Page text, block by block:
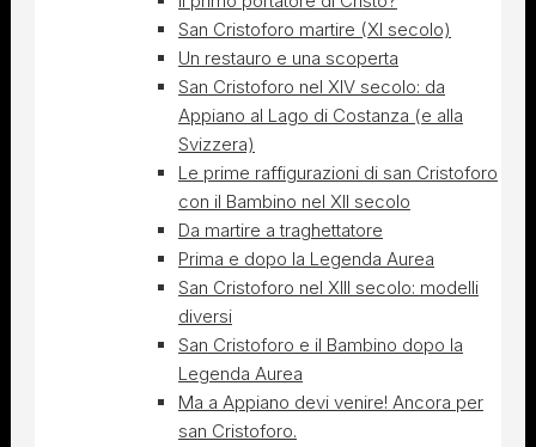
San Cristoforo martire (XI secolo)
Un restauro e una scoperta
San Cristoforo nel XIV secolo: da
Appiano al Lago di Costanza (e alla
Svizzera)
Le prime raffigurazioni di san Cristoforo
con il Bambino nel XII secolo
Da martire a traghettatore
Prima e dopo la Legenda Aurea
San Cristoforo nel XIII secolo: modelli
diversi
San Cristoforo e il Bambino dopo la
Legenda Aurea
Ma a Appiano devi venire! Ancora per
san Cristoforo.